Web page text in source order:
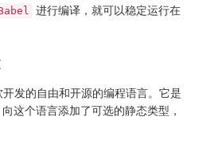
进行编译，就可以稳定运行在
发的自由和开源的编程语言。它是
这个语言添加了可选的静态类型，